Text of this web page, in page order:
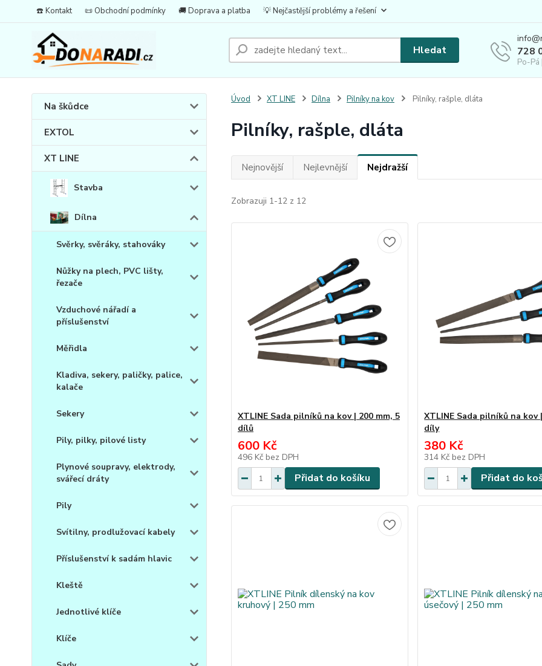
☎️ Kontakt 📜 Obchodní podmínky 🚚 Doprava a platba 💡 Nejčastější problémy a řešení
Hledat 728
Po-
Na škůdce
EXTOL
XT LINE
Stavba
Dílna
Svěrky, svěráky, stahováky
Nůžky na plech, PVC lišty,
řezače
Vzduchové nářadí a
příslušenství
Měřidla
Kladiva, sekery, paličky, palice,
kalače
Sekery
Pily, pilky, pilové listy
Plynové soupravy, elektrody,
svářecí dráty
Pily
Svítilny, prodlužovací kabely
Příslušenství k sadám hlavic
Kleště
Jednotlivé klíče
Klíče
Úvod XT LINE Dílna Pilníky na kov Pilníky, rašple, dláta
Pilníky, rašple, dláta
Nejnovější Nejlevnější Nejdražší
Zobrazuji 1-12 z 12
XTLINE Sada pilníků na kov | 200 mm, 5
dílů
600 Kč
496 Kč bez DPH
Přidat do košíku
XTLINE Sada pilníků na kov
díly
380 Kč
314 Kč bez DPH
Přidat do